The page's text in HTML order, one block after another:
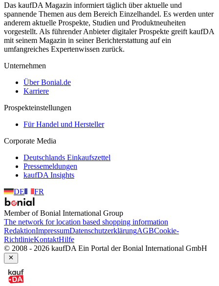
Das kaufDA Magazin informiert täglich über aktuelle und
spannende Themen aus dem Bereich Einzelhandel. Es werden unter
anderem aktuelle Prospekte, Studien und Produktneuheiten
vorgestellt. Als führender Anbieter digitaler Prospekte greift kaufDA
mit seinem Magazin in seiner Berichterstattung auf ein
umfangreiches Expertenwissen zurück.
Unternehmen
Über Bonial.de
Karriere
Prospekteinstellungen
Für Handel und Hersteller
Corporate Media
Deutschlands Einkaufszettel
Pressemeldungen
kaufDA Insights
DE
FR
Member of Bonial International Group
The network for location based shopping information
RedaktionImpressumDatenschutzerklärungAGBCookie-
RichtlinieKontaktHilfe
© 2008 - 2026 kaufDA Ein Portal der Bonial International GmbH